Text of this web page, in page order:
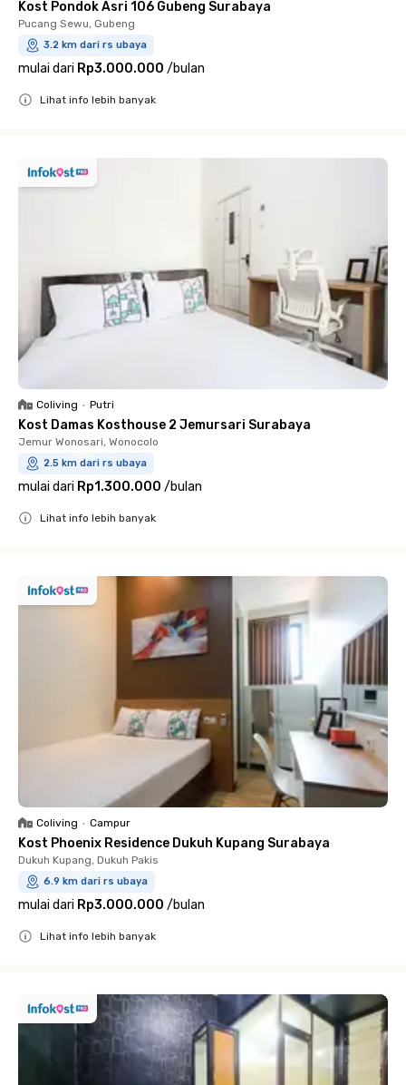
Kost Pondok Asri 106 Gubeng Surabaya
Pucang Sewu, Gubeng
3.2 km dari rs ubaya
mulai dari Rp3.000.000 /bulan
Lihat info lebih banyak
Coliving • Putri
Kost Damas Kosthouse 2 Jemursari Surabaya
Jemur Wonosari, Wonocolo
2.5 km dari rs ubaya
mulai dari Rp1.300.000 /bulan
Lihat info lebih banyak
Coliving • Campur
Kost Phoenix Residence Dukuh Kupang Surabaya
Dukuh Kupang, Dukuh Pakis
6.9 km dari rs ubaya
mulai dari Rp3.000.000 /bulan
Lihat info lebih banyak